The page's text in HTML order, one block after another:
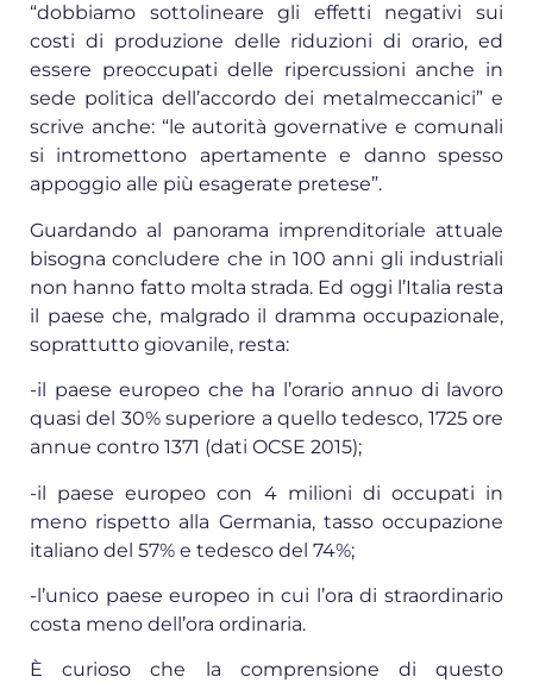
“dobbiamo sottolineare gli effetti negativi sui
costi di produzione delle riduzioni di orario, ed
essere preoccupati delle ripercussioni anche in
sede politica dell’accordo dei metalmeccanici” e
scrive anche: “le autorità governative e comunali
si intromettono apertamente e danno spesso
appoggio alle più esagerate pretese”.
Guardando al panorama imprenditoriale attuale
bisogna concludere che in 100 anni gli industriali
non hanno fatto molta strada. Ed oggi l’Italia resta
il paese che, malgrado il dramma occupazionale,
soprattutto giovanile, resta:
-il paese europeo che ha l’orario annuo di lavoro
quasi del 30% superiore a quello tedesco, 1725 ore
annue contro 1371 (dati OCSE 2015);
-il paese europeo con 4 milioni di occupati in
meno rispetto alla Germania, tasso occupazione
italiano del 57% e tedesco del 74%;
-l’unico paese europeo in cui l’ora di straordinario
costa meno dell’ora ordinaria.
È curioso che la comprensione di questo